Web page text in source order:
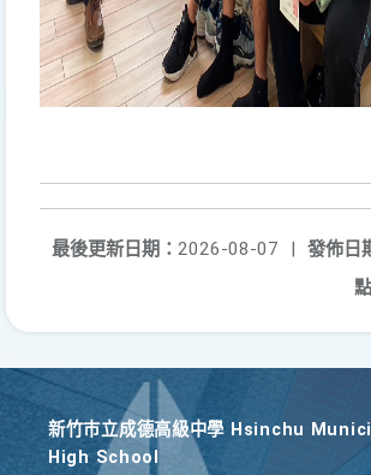
發佈日
最後更新日期： 2026-08-07
|
新竹巿立成德高級中學 Hsinchu
High School